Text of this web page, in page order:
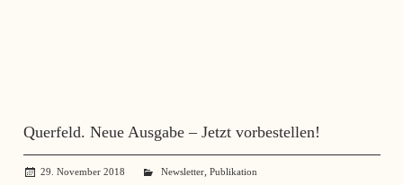
Querfeld. Neue Ausgabe – Jetzt vorbestellen!
29. November 2018 administrator
Newsletter, Publikation